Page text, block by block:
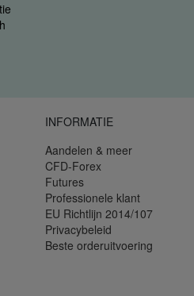
INFORMATIE
Aandelen & meer
CFD-Forex
Futures
Professionele klant
EU Richtlijn 2014/107
Privacybeleid
Beste orderuitvoering